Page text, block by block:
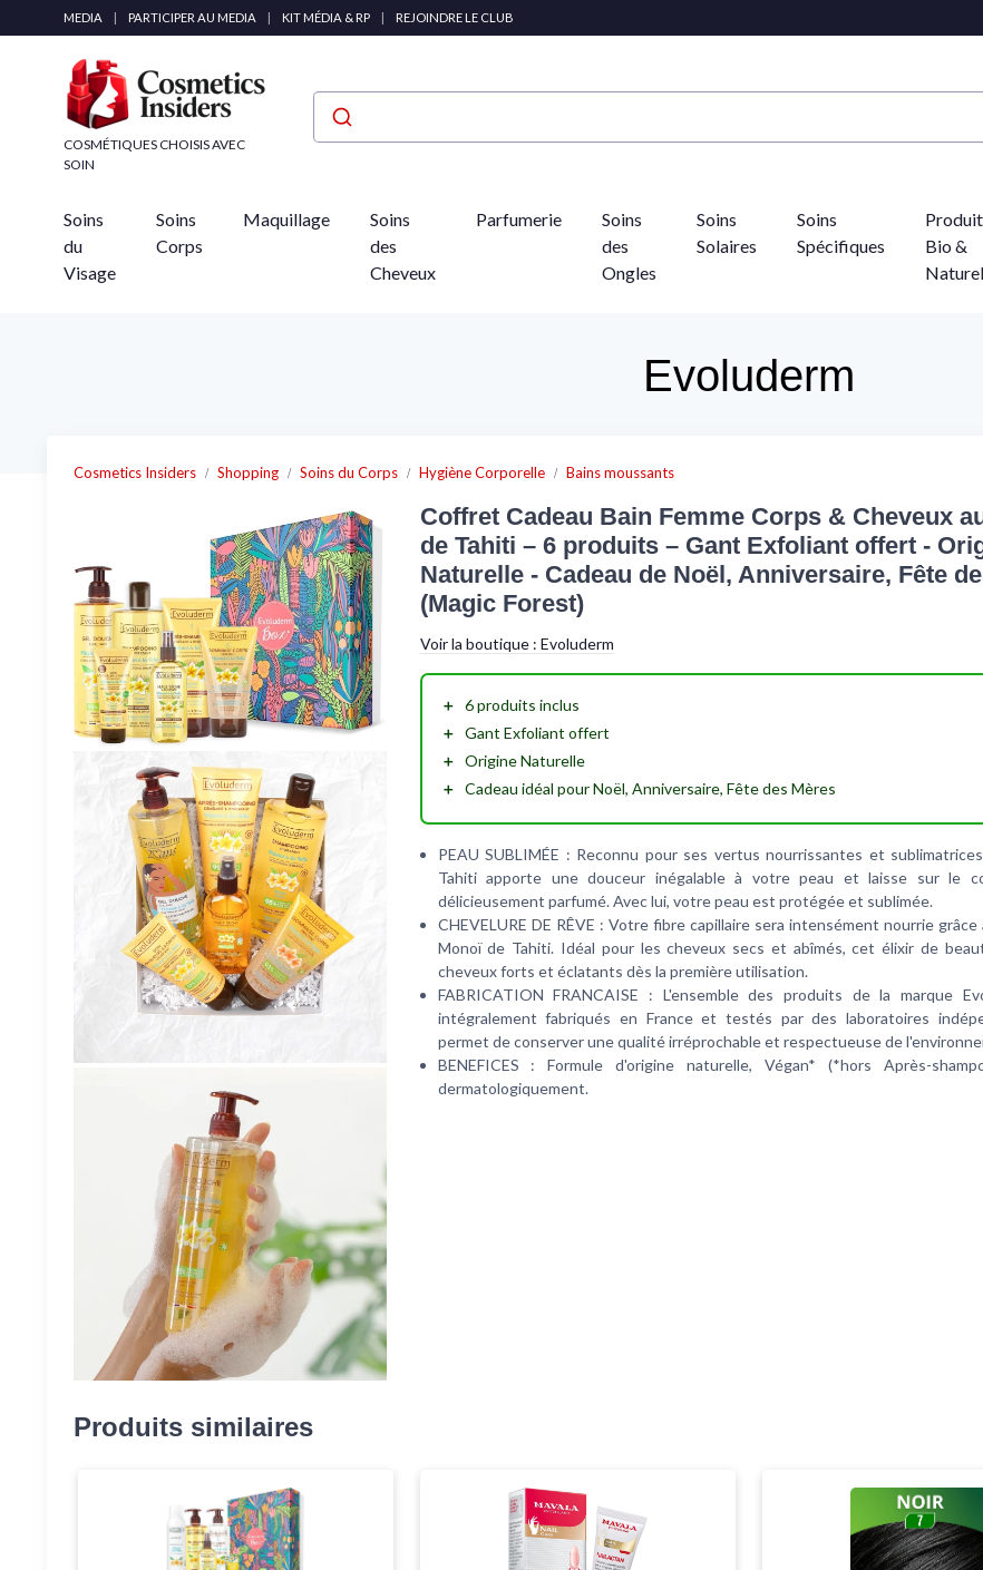
MEDIA | PARTICIPER AU MEDIA | KIT MÉDIA & RP | REJOINDRE LE CLUB
COSMÉTIQUES CHOISIS AVEC
SOIN
Soins
du
Visage
Soins
Corps
Maquillage
Soins
des
Cheveux
Parfumerie
Soins
des
Ongles
Soins
Solaires
Soins
Spécifiques
Bio &
Evoluderm
Cosmetics Insiders Shopping Soins du Corps Hygiène Corporelle Bains moussants
Coffret Cadeau Bain Femme Corps & Cheveux
de Tahiti – 6 produits – Gant Exfoliant offert -
Naturelle - Cadeau de Noël, Anniversaire, Fête
(Magic Forest)
Voir la boutique : Evoluderm
＋ 6 produits inclus
＋ Gant Exfoliant offert
＋ Origine Naturelle
＋ Cadeau idéal pour Noël, Anniversaire, Fête des Mères
PEAU SUBLIMÉE : Reconnu pour ses vertus nourrissantes et
Tahiti apporte une douceur inégalable à votre peau et laisse sur le
délicieusement parfumé. Avec lui, votre peau est protégée et sublimée.
CHEVELURE DE RÊVE : Votre fibre capillaire sera intensément nourrie
Monoï de Tahiti. Idéal pour les cheveux secs et abîmés, cet élixir de
cheveux forts et éclatants dès la première utilisation.
FABRICATION FRANCAISE : L'ensemble des produits de la marque
intégralement fabriqués en France et testés par des laboratoires
permet de conserver une qualité irréprochable et respectueuse de
BENEFICES : Formule d'origine naturelle, Végan* (*hors Après-
dermatologiquement.
Produits similaires
Panneau de gestion des cookies